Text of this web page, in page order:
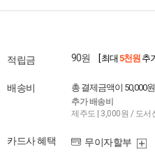
적립금 90원 [ 최대 5천원 추
배송비 총 결제금액이 50,000
추가 배송비
제주도 | 3,000원 / 도서
카드사 혜택 무이자할부